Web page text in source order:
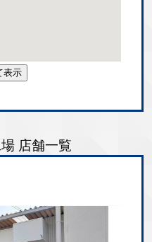
表示
店舗一覧